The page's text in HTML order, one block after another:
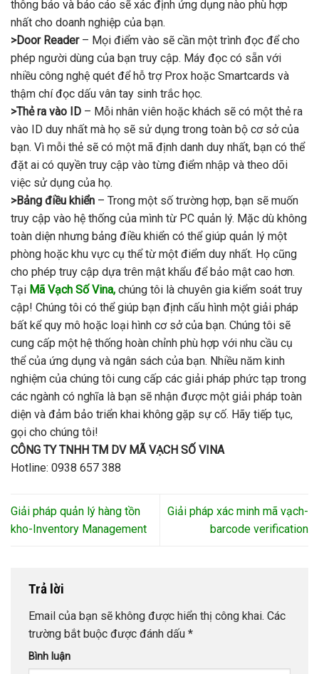
thông báo và báo cáo sẽ xác định ứng dụng nào phù hợp
nhất cho doanh nghiệp của bạn.
>Door Reader– Mọi điểm vào sẽ cần một trình đọc để cho
phép người dùng của bạn truy cập. Máy đọc có sẵn với
nhiều công nghệ quét để hỗ trợ Prox hoặc Smartcards và
thậm chí đọc dấu vân tay sinh trắc học.
>Thẻ ra vào ID – Mỗi nhân viên hoặc khách sẽ có một thẻ ra
vào ID duy nhất mà họ sẽ sử dụng trong toàn bộ cơ sở của
bạn. Vì mỗi thẻ sẽ có một mã định danh duy nhất, bạn có thể
đặt ai có quyền truy cập vào từng điểm nhập và theo dõi
việc sử dụng của họ.
>Bảng điều khiển – Trong một số trường hợp, bạn sẽ muốn
truy cập vào hệ thống của mình từ PC quản lý. Mặc dù không
toàn diện nhưng bảng điều khiển có thể giúp quản lý một
phòng hoặc khu vực cụ thể từ một điểm duy nhất. Họ cũng
cho phép truy cập dựa trên mật khẩu để bảo mật cao hơn.
Tại Mã Vạch Số Vina, chúng tôi là chuyên gia kiểm soát truy
cập! Chúng tôi có thể giúp bạn định cấu hình một giải pháp
bất kể quy mô hoặc loại hình cơ sở của bạn. Chúng tôi sẽ
cung cấp một hệ thống hoàn chỉnh phù hợp với nhu cầu cụ
thể của ứng dụng và ngân sách của bạn. Nhiều năm kinh
nghiệm của chúng tôi cung cấp các giải pháp phức tạp trong
các ngành có nghĩa là bạn sẽ nhận được một giải pháp toàn
diện và đảm bảo triển khai không gặp sự cố. Hãy tiếp tục,
gọi cho chúng tôi!
CÔNG TY TNHH TM DV MÃ VẠCH SỐ VINA
Hotline: 0938 657 388
Giải pháp quản lý hàng tồn
kho-Inventory Management
Giải pháp xác minh mã vạch-
barcode verification
Trả lời
Email của bạn sẽ không được hiển thị công khai. Các
trường bắt buộc được đánh dấu *
Bình luận